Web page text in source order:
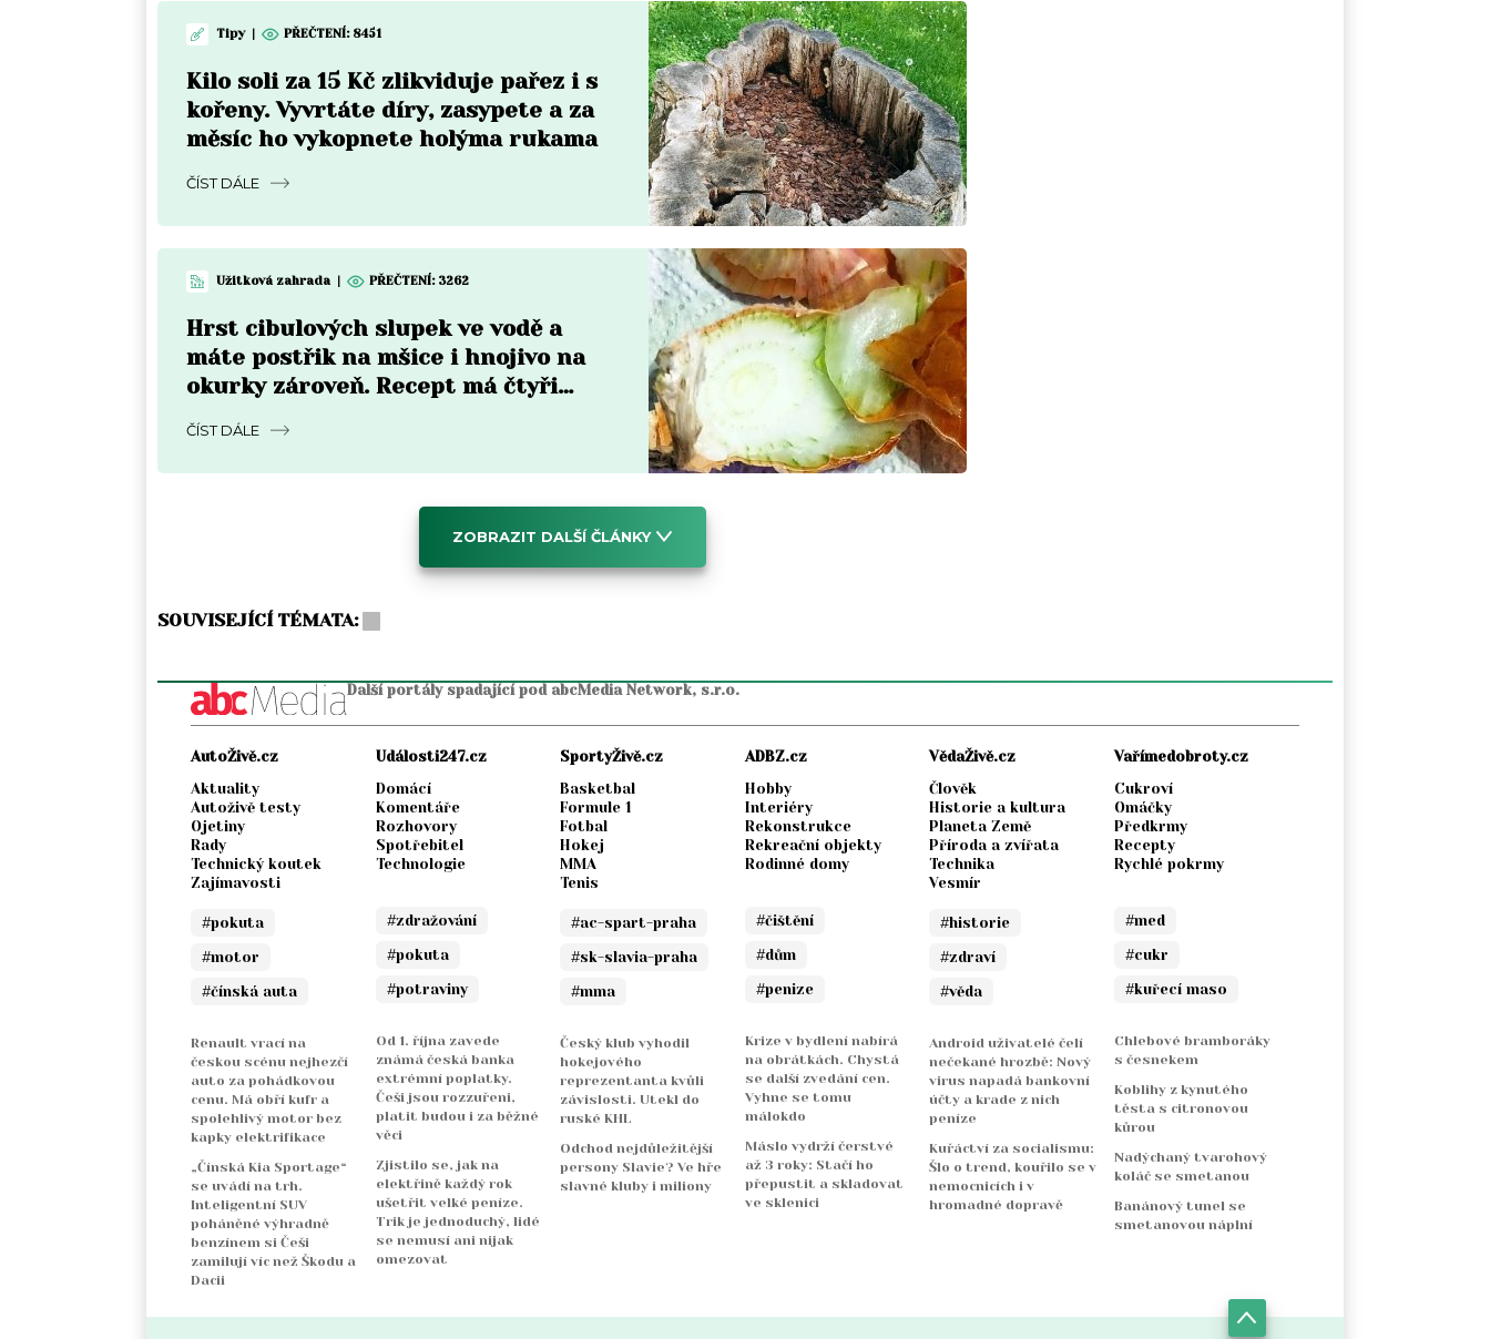
Tipy PŘEČTENÍ: 8451
Kilo soli za 15 Kč zlikviduje pařez i s
kořeny. Vyvrtáte díry, zasypete a za
měsíc ho vykopnete holýma rukama
ČÍST DÁLE
Užitková zahrada PŘEČTENÍ: 3262
Hrst cibulových slupek ve vodě a
máte postřik na mšice i hnojivo na
okurky zároveň. Recept má čtyři
ČÍST DÁLE
ZOBRAZIT DALŠÍ ČLÁNKY
SOUVISEJÍCÍ TÉMATA:
Další portály spadající pod abcMedia Network, s.r.o.
AutoŽivě.cz
Aktuality
Autoživě testy
Ojetiny
Rady
Technický koutek
Zajímavosti
#pokuta
#motor
#čínská auta
Renault vrací na
českou scénu nejhezčí
auto za pohádkovou
cenu. Má obří kufr a
spolehlivý motor bez
kapky elektrifikace
„Čínská Kia Sportage“
se uvádí na trh.
Inteligentní SUV
poháněné výhradně
benzínem si Češi
zamilují víc než Škodu a
Dacii
Události247.cz
Domácí
Komentáře
Rozhovory
Spotřebitel
Technologie
#zdražování
#pokuta
#potraviny
Od 1. října zavede
známá česká banka
extrémní poplatky.
Češi jsou rozzuřeni,
platit budou i za běžné
věci
Zjistilo se, jak na
elektřině každý rok
ušetřit velké peníze.
Trik je jednoduchý, lidé
se nemusí ani nijak
omezovat
SportyŽivě.cz
Basketbal
Formule 1
Fotbal
Hokej
MMA
Tenis
#ac-spart-praha
#sk-slavia-praha
#mma
Český klub vyhodil
hokejového
reprezentanta kvůli
závislosti. Utekl do
ruské KHL
Odchod nejdůležitější
persony Slavie? Ve hře
slavné kluby i miliony
ADBZ.cz
Hobby
Interiéry
Rekonstrukce
Rekreační objekty
Rodinné domy
#čištění
#dům
#penize
Krize v bydlení nabírá
na obrátkách. Chystá
se další zvedání cen.
Vyhne se tomu
málokdo
Máslo vydrží čerstvé
až 3 roky: Stačí ho
přepustit a skladovat
ve sklenici
VědaŽivě.cz
Člověk
Historie a kultura
Planeta Země
Příroda a zvířata
Technika
Vesmír
#historie
#zdraví
#věda
Android uživatelé čelí
nečekané hrozbě: Nový
virus napadá bankovní
účty a krade z nich
peníze
Kuřáctví za socialismu:
Šlo o trend, kouřilo se v
nemocnicích i v
hromadné dopravě
Vařímedobroty.cz
Cukroví
Omáčky
Předkrmy
Recepty
Rychlé pokrmy
#med
#cukr
#kuřecí maso
Chlebové bramboráky
s česnekem
Koblihy z kynutého
těsta s citronovou
kůrou
Nadýchaný tvarohový
koláč se smetanou
Banánový tunel se
smetanovou náplní